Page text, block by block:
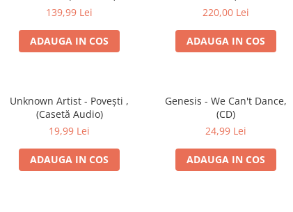
139,99 Lei
ADAUGA IN COS
220,00 Lei
ADAUGA IN COS
Unknown Artist - Povești ,
(Casetă Audio)
19,99 Lei
ADAUGA IN COS
Genesis - We Can't Dance,
(CD)
24,99 Lei
ADAUGA IN COS